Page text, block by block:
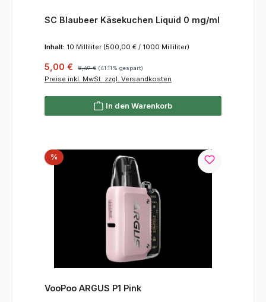
SC Blaubeer Käsekuchen Liquid 0 mg/ml
Inhalt: 10 Milliliter (500,00 € / 1000 Milliliter)
Verkaufspreis:
5,00 € 8,49 € (41.11% gespart)
Preise inkl. MwSt. zzgl. Versandkosten
In den Warenkorb
%Rabatt
VooPoo ARGUS P1 Pink